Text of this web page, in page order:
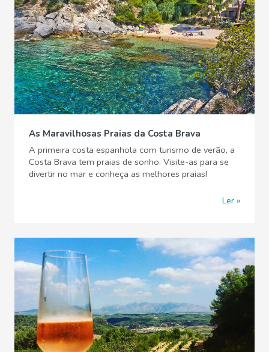
As Maravilhosas Praias da Costa Brava
A primeira costa espanhola com turismo de verão, a
Costa Brava tem praias de sonho. Visite-as para se
divertir no mar e conheça as melhores praias!
Ler